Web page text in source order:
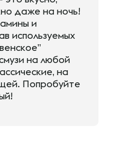
даже на ночь!
и
используемых
на любой
на
Попробуйте